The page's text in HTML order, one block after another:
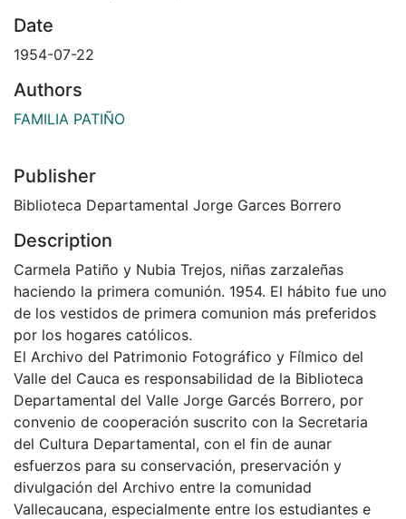
Date
1954-07-22
Authors
FAMILIA PATIÑO
Publisher
Biblioteca Departamental Jorge Garces Borrero
Description
Carmela Patiño y Nubia Trejos, niñas zarzaleñas
haciendo la primera comunión. 1954. El hábito fue uno
de los vestidos de primera comunion más preferidos
por los hogares católicos.
El Archivo del Patrimonio Fotográfico y Fílmico del
Valle del Cauca es responsabilidad de la Biblioteca
Departamental del Valle Jorge Garcés Borrero, por
convenio de cooperación suscrito con la Secretaria
del Cultura Departamental, con el fin de aunar
esfuerzos para su conservación, preservación y
divulgación del Archivo entre la comunidad
Vallecaucana, especialmente entre los estudiantes e